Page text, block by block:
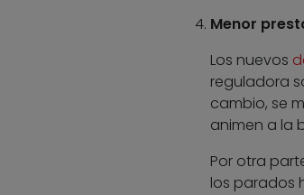
Menor
Los nuevos
reguladora
cambio, se
animen a la
Por otra
los parados